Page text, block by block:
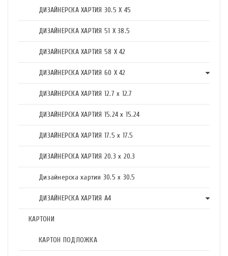
ДИЗАЙНЕРСКА ХАРТИЯ 30.5 X 45
ДИЗАЙНЕРСКА ХАРТИЯ 51 X 38.5
ДИЗАЙНЕРСКА ХАРТИЯ 58 X 42
ДИЗАЙНЕРСКА ХАРТИЯ 60 X 42
ДИЗАЙНЕРСКА ХАРТИЯ 12.7 x 12.7
ДИЗАЙНЕРСКА ХАРТИЯ 15.24 x 15.24
ДИЗАЙНЕРСКА ХАРТИЯ 17.5 х 17.5
ДИЗАЙНЕРСКА ХАРТИЯ 20.3 х 20.3
Дизайнерска хартия 30.5 х 30.5
ДИЗАЙНЕРСКА ХАРТИЯ А4
КАРТОНИ
КАРТОН ПОДЛОЖКА